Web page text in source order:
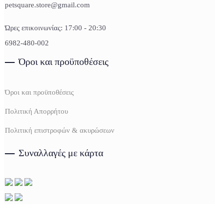
petsquare.store@gmail.com
Ώρες επικοινωνίας: 17:00 - 20:30
6982-480-002
Όροι και προϋποθέσεις
Όροι και προϋποθέσεις
Πολιτική Απορρήτου
Πολιτική επιστροφών & ακυρώσεων
Συναλλαγές με κάρτα